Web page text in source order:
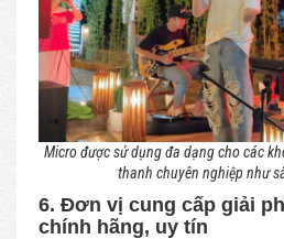
Micro được sử dụng đa dạng cho các
thanh chuyên nghiệp như
6. Đơn vị cung cấp giải
chính hãng, uy tín